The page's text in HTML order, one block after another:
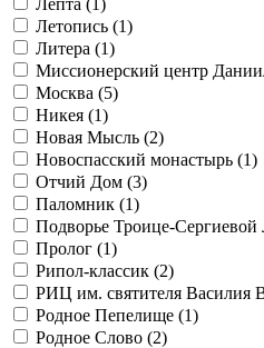
Летопись (1)
Литера (1)
Миссионерский центр
Москва (5)
Никея (1)
Новая Мысль (2)
Новоспасский монастырь (1)
Отчий Дом (3)
Паломник (1)
Подворье Троице-
Пролог (1)
Рипол-классик (2)
РИЦ им. святителя Василия
Родное Пепелище (1)
Родное Слово (2)